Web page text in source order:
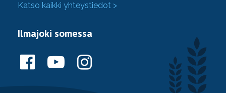
Katso kaikki yhteystiedot >
Ilmajoki somessa